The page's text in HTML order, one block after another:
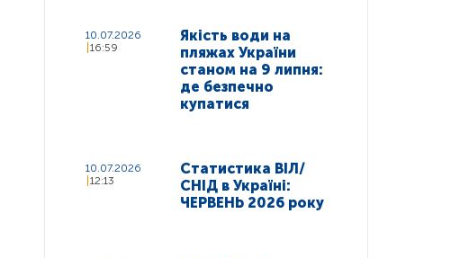
10.07.2026
16:59
Якість води на
пляжах України
станом на 9 липня:
де безпечно
купатися
10.07.2026
12:13
Статистика ВІЛ/
СНІД в Україні:
ЧЕРВЕНЬ 2026 року